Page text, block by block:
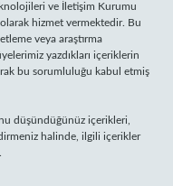
ve İletişim Kurumu
olarak hizmet vermektedir. Bu
veya araştırma
yazdıkları içeriklerin
bu sorumluluğu kabul etmiş
düşündüğünüz içerikleri,
halinde, ilgili içerikler